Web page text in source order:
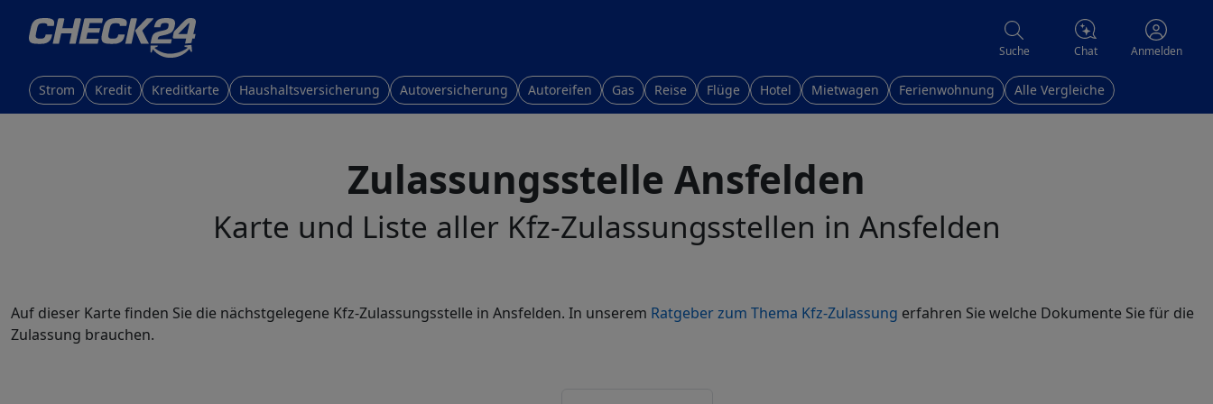
Suche Chat Anmelden
Strom Kredit Kreditkarte Haushaltsversicherung Autoversicherung Autoreifen Gas Reise Flüge Hotel Mietwagen Ferienwohnung Alle Vergleiche
Zulassungsstelle Ansfelden
Karte und Liste aller Kfz-Zulassungsstellen in Ansfelden
Auf dieser Karte finden Sie die nächstgelegene Kfz-Zulassungsstelle in Ansfelden. In unserem Ratgeber zum Thema Kfz-Zulassung erfahren Sie welche Dokumente Sie für die
Zulassung brauchen.